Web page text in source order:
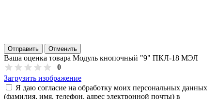
Отправить Отменить
Ваша оценка товара Модуль кнопочный "9" ПКЛ-18 МЭЛ
0
Загрузить изображение
Я даю согласие на обработку моих персональных данных
(фамилия, имя, телефон, адрес электронной почты) в